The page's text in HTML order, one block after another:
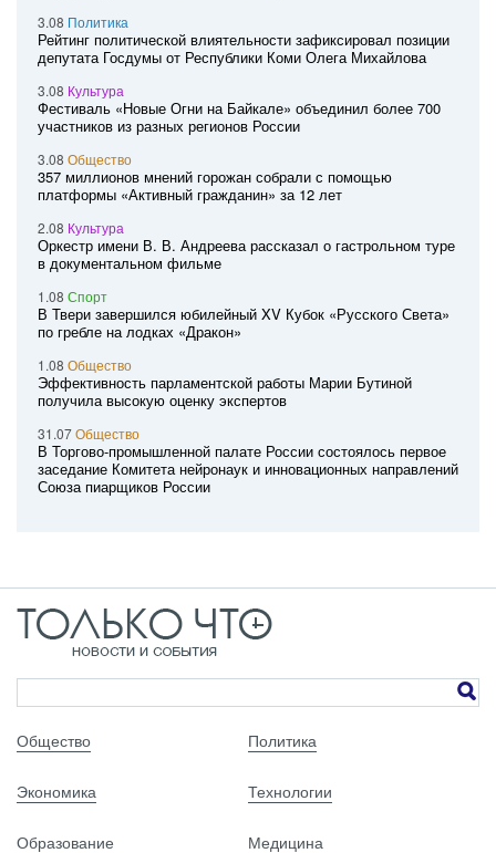
3.08 Политика
Рейтинг политической влиятельности зафиксировал позиции
депутата Госдумы от Республики Коми Олега Михайлова
3.08 Культура
Фестиваль «Новые Огни на Байкале» объединил более 700
участников из разных регионов России
3.08 Общество
357 миллионов мнений горожан собрали с помощью
платформы «Активный гражданин» за 12 лет
2.08 Культура
Оркестр имени В. В. Андреева рассказал о гастрольном туре
в документальном фильме
1.08 Спорт
В Твери завершился юбилейный XV Кубок «Русского Света»
по гребле на лодках «Дракон»
1.08 Общество
Эффективность парламентской работы Марии Бутиной
получила высокую оценку экспертов
31.07Общество
В Торгово-промышленной палате России состоялось первое
заседание Комитета нейронаук и инновационных направлений
Союза пиарщиков России
Общество Политика
Экономика Технологии
Образование Медицина